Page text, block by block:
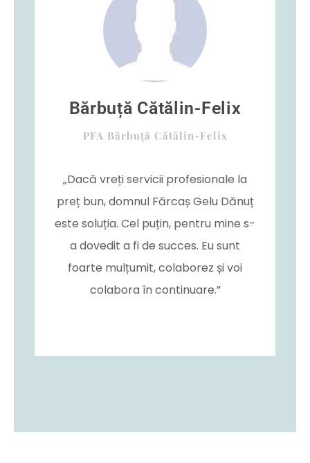
Bărbuță Cătălin-Felix
PFA Bărbuță Cătălin-Felix
„Dacă vreți servicii profesionale la
preț bun, domnul Fărcaș Gelu Dănuț
este soluția. Cel puțin, pentru mine s-
a dovedit a fi de succes. Eu sunt
foarte mulțumit, colaborez și voi
colabora în continuare.”